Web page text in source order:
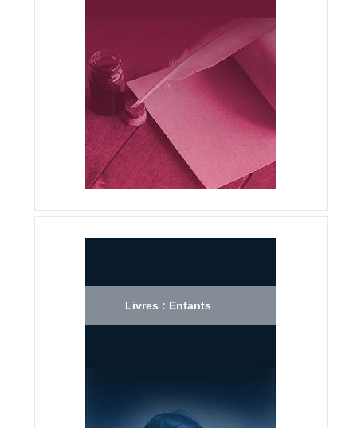
Livres : Enfants